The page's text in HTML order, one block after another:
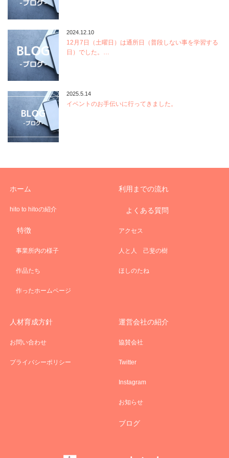
2024.12.10
12月7日（土曜日）は通所日（普段しない事を学習する
日）でした。…
2025.5.14
イベントのお手伝いに行ってきました。
ホーム
hito to hitoの紹介
特徴
事業所内の様子
作品たち
作ったホームページ
利用までの流れ
よくある質問
アクセス
人と人 己斐の樹
ほしのたね
人材育成方針
お問い合わせ
プライバシーポリシー
運営会社の紹介
協賛会社
Twitter
Instagram
お知らせ
ブログ